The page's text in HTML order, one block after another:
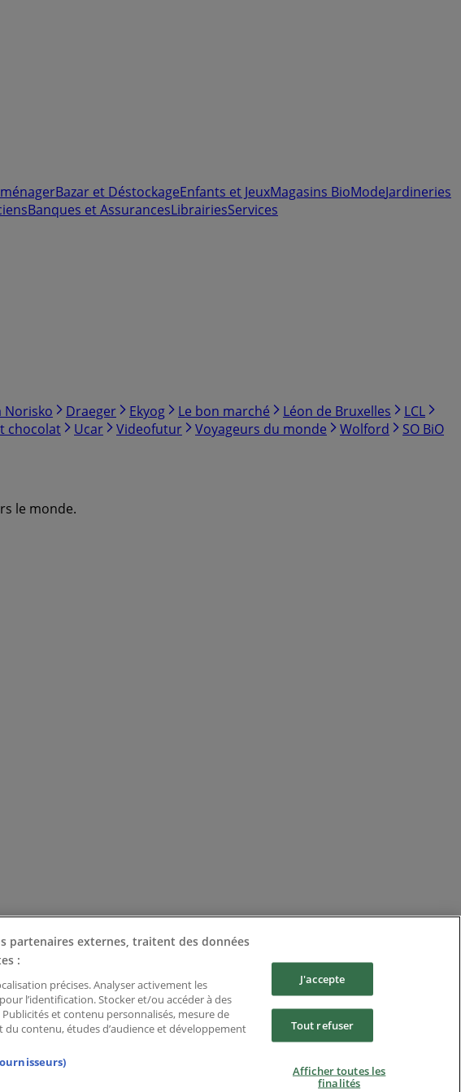
Bazar et DéstockageEnfants et JeuxMagasins BioModeJardineries
Banques et AssurancesLibrairiesServices
Norisko Draeger Ekyog Le bon marché Léon de Bruxelles
LCL
chocolat Ucar Videofutur Voyageurs du monde Wolford
SO BiO
le monde.
partenaires externes, traitent des données
:
précises. Analyser activement les
l’identification. Stocker et/ou accéder à des
et contenu personnalisés, mesure de
contenu, études d’audience et développement
J'accepte
Tout refuser
Afficher toutes les
finalités